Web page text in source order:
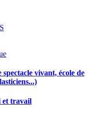
vivant, école de
et travail